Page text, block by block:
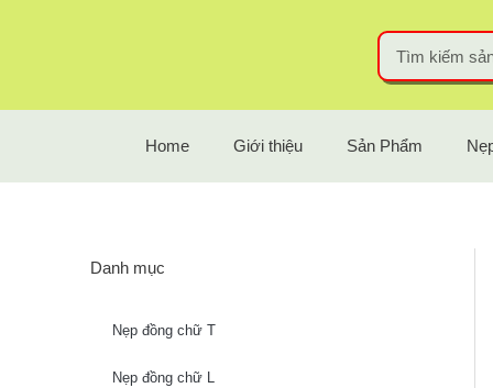
Home Giới thiệu Sản Phẩm
Danh mục
Nẹp đồng chữ T
Nẹp đồng chữ L